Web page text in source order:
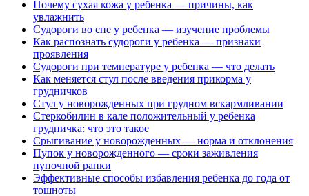
Почему сухая кожа у ребенка — причины, как
увлажнить
Судороги во сне у ребенка — изучение проблемы
Как распознать судороги у ребенка — признаки
проявления
Судороги при температуре у ребенка — что делать
Как меняется стул после введения прикорма у
грудничков
Стул у новорожденных при грудном вскармливании
Стеркобилин в кале положительный у ребенка
грудничка: что это такое
Срыгивание у новорожденных — норма и отклонения
Пупок у новорожденного — сроки заживления
пупочной ранки
Эффективные способы избавления ребенка до года от
тошноты